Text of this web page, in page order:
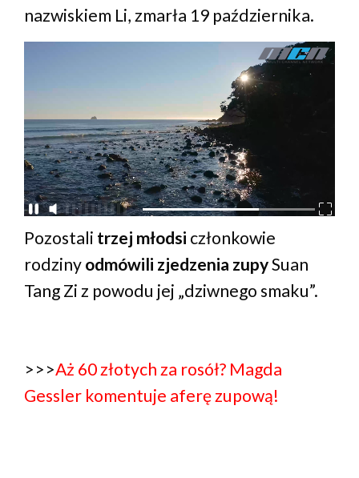
nazwiskiem Li, zmarła 19 października.
Pozostali trzej młodsi członkowie
rodzinyodmówili zjedzenia zupySuan
Tang Zi z powodu jej „dziwnego smaku”.
>>>Aż 60 złotych za rosół? Magda
Gessler komentuje aferę zupową!